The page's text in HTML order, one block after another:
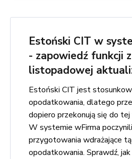
Estoński CIT w
- zapowiedź funkcji z
listopadowej
Estoński CIT jest
opodatkowania, dlatego
dopiero przekonują się do tej
W systemie wFirma
przygotowania wdrażające
opodatkowania. Sprawdź,